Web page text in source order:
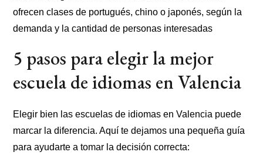
ofrecen clases de portugués, chino o japonés, según la
demanda y la cantidad de personas interesadas
5 pasos para elegir la mejor
escuela de idiomas en Valencia
Elegir bien las escuelas de idiomas en Valencia puede
marcar la diferencia. Aquí te dejamos una pequeña guía
para ayudarte a tomar la decisión correcta: